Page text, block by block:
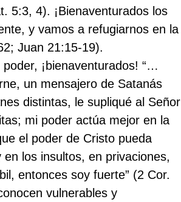
5:3, 4). ¡Bienaventurados los
y vamos a refugiarnos en la
Juan 21:15-19).
¡bienaventurados! “…
un mensajero de Satanás
distintas, le supliqué al Señor
mi poder actúa mejor en la
el poder de Cristo pueda
los insultos, en privaciones,
entonces soy fuerte” (2 Cor.
vulnerables y